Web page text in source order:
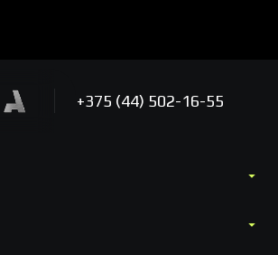
+375 (44) 502-16-55